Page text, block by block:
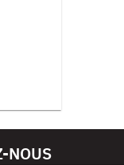
NOUS